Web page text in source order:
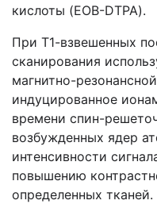
кислоты (EOB-DTPA).
При Т1-взвешенных
сканирования
магнитно-
индуцированное
времени спин-
возбужденных ядер
интенсивности
повышению
определенных тканей.